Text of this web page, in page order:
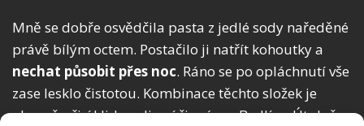
Mně se dobře osvědčila pasta z jedlé sody naředěné
právě bílým octem. Postačilo ji natřít kohoutky a
nechat působit přes noc. Ráno se po opláchnutí vše
zase lesklo čistotou. Kombinace těchto složek je
obecně při úklidu velice účinná, na BydlímeÚtulně